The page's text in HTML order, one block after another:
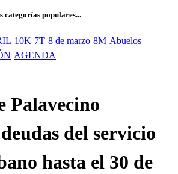
categorías populares...
10K 7T 8 de marzo 8M Abuelos
AGENDA
Palavecino
del servicio
hasta el 30 de